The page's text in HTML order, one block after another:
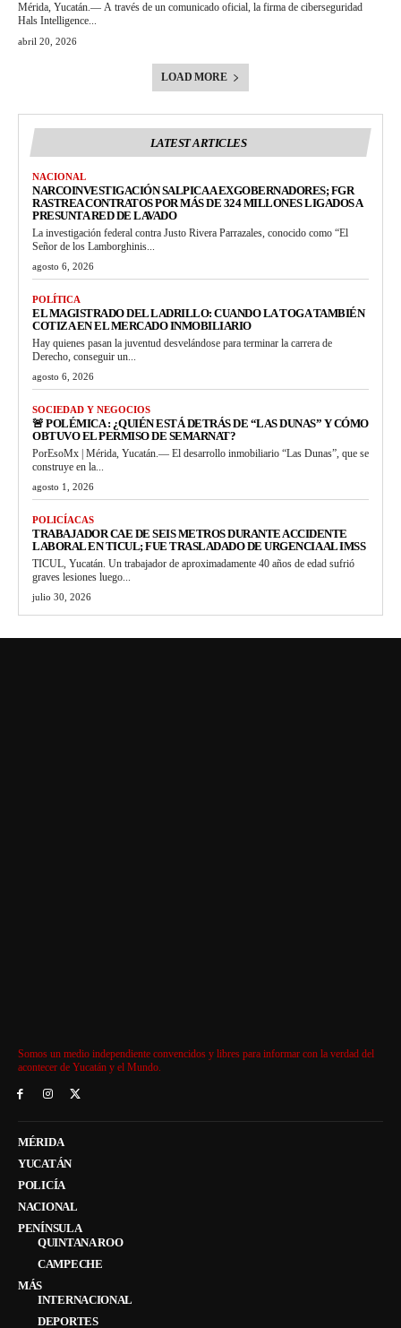
Mérida, Yucatán.— A través de un comunicado oficial, la firma de ciberseguridad
Hals Intelligence...
abril 20, 2026
LOAD MORE
LATEST ARTICLES
NACIONAL
NARCOINVESTIGACIÓN SALPICA A EXGOBERNADORES; FGR
RASTREA CONTRATOS POR MÁS DE 324 MILLONES LIGADOS A
PRESUNTA RED DE LAVADO
La investigación federal contra Justo Rivera Parrazales, conocido como “El
Señor de los Lamborghinis...
agosto 6, 2026
POLÍTICA
EL MAGISTRADO DEL LADRILLO: CUANDO LA TOGA TAMBIÉN
COTIZA EN EL MERCADO INMOBILIARIO
Hay quienes pasan la juventud desvelándose para terminar la carrera de
Derecho, conseguir un...
agosto 6, 2026
SOCIEDAD Y NEGOCIOS
🚨 POLÉMICA : ¿QUIÉN ESTÁ DETRÁS DE “LAS DUNAS” Y CÓMO
OBTUVO EL PERMISO DE SEMARNAT?
PorEsoMx | Mérida, Yucatán.— El desarrollo inmobiliario “Las Dunas”, que se
construye en la...
agosto 1, 2026
POLICÍACAS
TRABAJADOR CAE DE SEIS METROS DURANTE ACCIDENTE
LABORAL EN TICUL; FUE TRASLADADO DE URGENCIA AL IMSS
TICUL, Yucatán. Un trabajador de aproximadamente 40 años de edad sufrió
graves lesiones luego...
julio 30, 2026
Somos un medio independiente convencidos y libres para informar con la verdad del
acontecer de Yucatán y el Mundo.
MÉRIDA
YUCATÁN
POLICÍA
NACIONAL
PENÍNSULA
QUINTANA ROO
CAMPECHE
MÁS
INTERNACIONAL
DEPORTES